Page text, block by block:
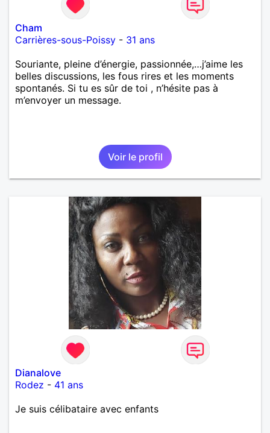
Cham
Carrières-sous-Poissy - 31 ans
Souriante, pleine d’énergie, passionnée,…j’aime les
belles discussions, les fous rires et les moments
spontanés. Si tu es sûr de toi , n’hésite pas à
m’envoyer un message.
Voir le profil
Dianalove
Rodez - 41 ans
Je suis célibataire avec enfants